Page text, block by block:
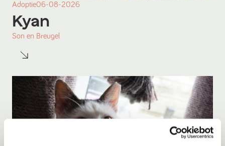
Adoptie06-08-2026
Kyan
Son en Breugel